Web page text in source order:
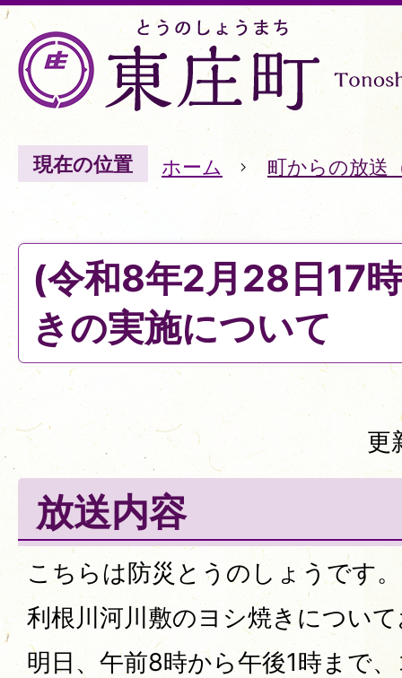
現在の位置 ホーム 町からの放送
(令和8年2月28日17
きの実施について
更
放送内容
こちらは防災とうのしょうです。
利根川河川敷のヨシ焼きについ
明日、午前8時から午後1時まで